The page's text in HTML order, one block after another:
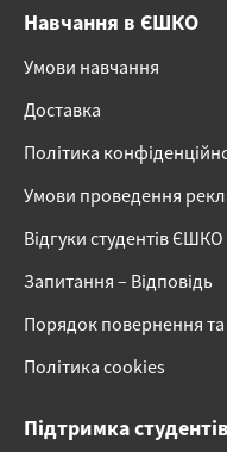
Навчання в ЄШКО
Умови навчання
Доставка
Політика
Умови проведення
Відгуки студентів ЄШКО
Запитання – Відповідь
Порядок повернення та
Політика cookies
Підтримка студентів